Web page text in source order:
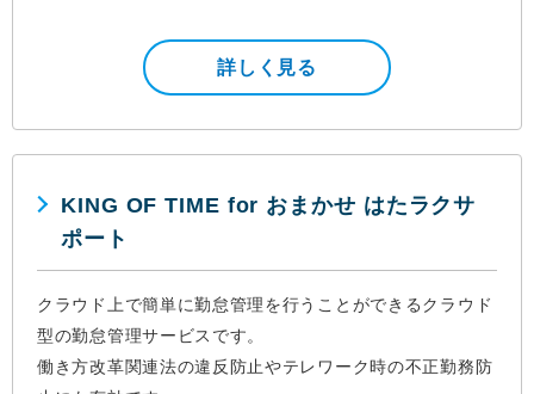
詳しく見る
KING OF TIME for おまかせ はたラクサ
ポート
クラウド上で簡単に勤怠管理を行うことができるクラウド
型の勤怠管理サービスです。
働き方改革関連法の違反防止やテレワーク時の不正勤務防